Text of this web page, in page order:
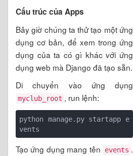
Cấu trúc của Apps
Bây giờ chúng ta thử tạo một ứng
dụng cơ bản, để xem trong ứng
dụng của ta có gì khác với ứng
dụng web mà Django đã tạo sẵn.
Di chuyển vào ứng dụng
myclub_root , run lệnh:
python manage.py startapp e
Tạo ứng dụng mang tên events .